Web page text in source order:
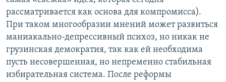
рассматривается как основа для компромисса).
При таком многообразии мнений может развиться
маниакально-депрессивный психоз, но никак не
грузинская демократия, так как ей необходима
пусть несовершенная, но непременно стабильная
избирательная система. После реформы